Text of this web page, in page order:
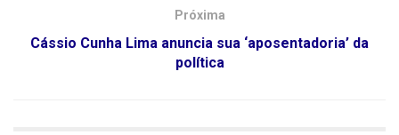
Próxima
Cássio Cunha Lima anuncia sua ‘aposentadoria’ da
política